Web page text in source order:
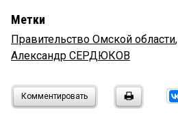
Метки
Правительство Омской области,
Александр СЕРДЮКОВ
Комментировать